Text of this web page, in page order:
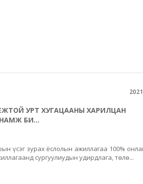
УРТ ХУГАЦААНЫ ХАРИЛЦАН
БИ...
үсэг зурах ёслолын ажиллагаа 100%
сургуулиудын удирдлага, төлө...